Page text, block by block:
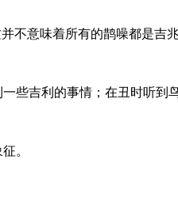
不意味着所有的鹊噪都是吉
些吉利的事情；在丑时听到
。